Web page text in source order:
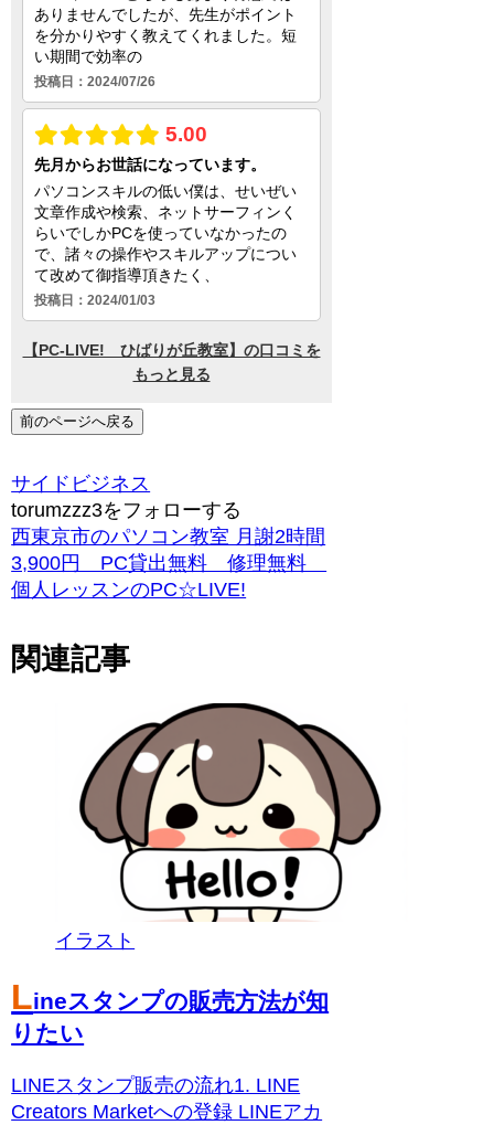
前のページへ戻る
サイドビジネス
torumzzz3をフォローする
西東京市のパソコン教室 月謝2時間
3,900円 PC貸出無料 修理無料
個人レッスンのPC☆LIVE!
関連記事
イラスト
Lineスタンプの販売方法が知
りたい
LINEスタンプ販売の流れ1. LINE
Creators Marketへの登録 LINEアカ